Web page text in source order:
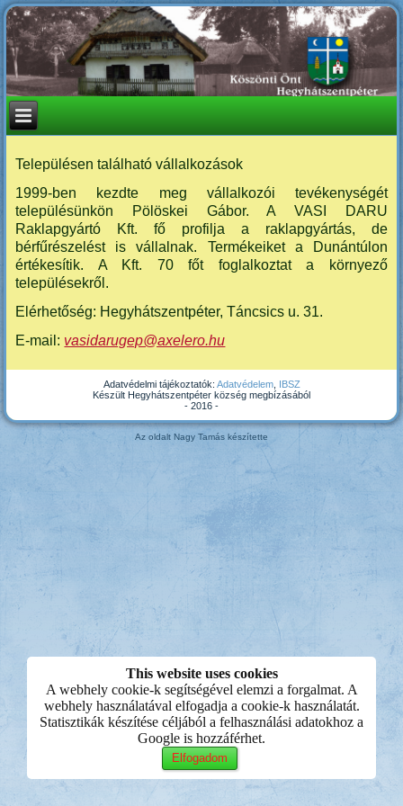
Településen található vállalkozások
1999-ben kezdte meg vállalkozói tevékenységét
településünkön Pölöskei Gábor. A VASI DARU
Raklapgyártó Kft. fő profilja a raklapgyártás, de
bérfűrészelést is vállalnak. Termékeiket a Dunántúlon
értékesítik. A Kft. 70 főt foglalkoztat a környező
településekről.
Elérhetőség: Hegyhátszentpéter, Táncsics u. 31.
E-mail: vasidarugep@axelero.hu
Adatvédelmi tájékoztatók: Adatvédelem,
IBSZ
Készült Hegyhátszentpéter község megbízásából
- 2016 -
Az oldalt Nagy Tamás készítette
This website uses cookies
A webhely cookie-k segítségével elemzi a forgalmat. A
webhely használatával elfogadja a cookie-k használatát.
Statisztikák készítése céljából a felhasználási adatokhoz a
Google is hozzáférhet.
Elfogadom